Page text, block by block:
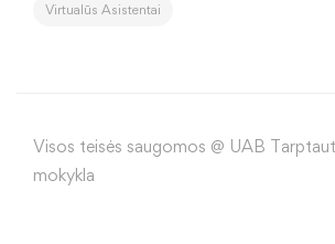
Virtualūs Asistentai
Visos teisės saugomos @ UAB
mokykla